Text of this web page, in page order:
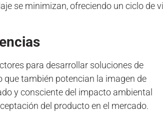
se minimizan, ofreciendo un ciclo de
para desarrollar soluciones de
que también potencian la imagen de
y consciente del impacto ambiental
del producto en el mercado.